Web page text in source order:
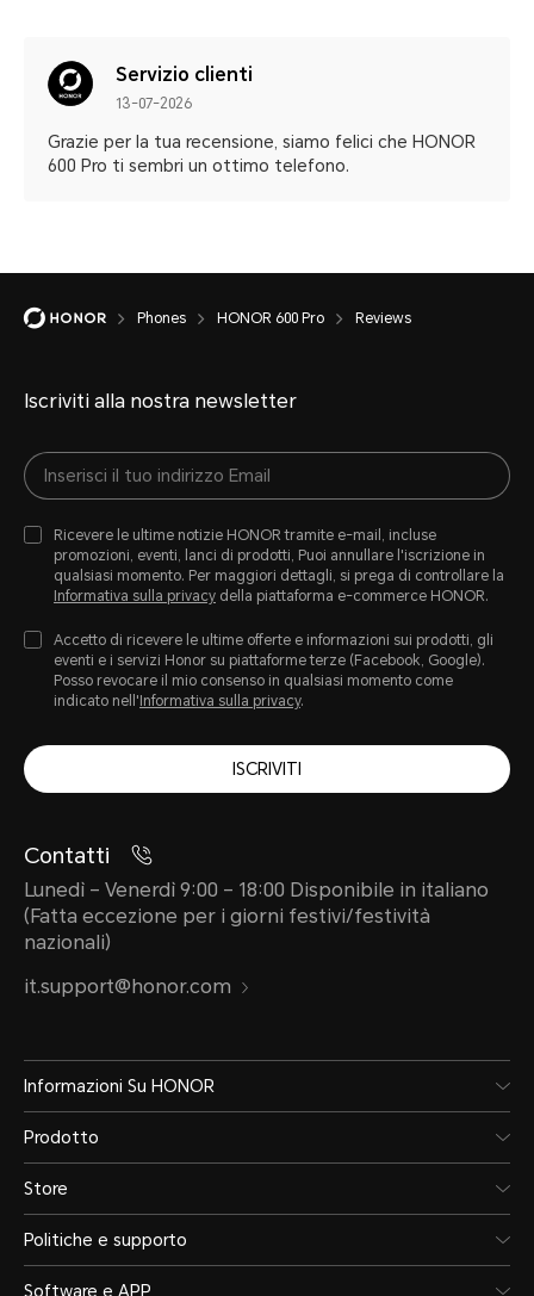
Servizio clienti
13-07-2026
Grazie per la tua recensione, siamo felici che HONOR
600 Pro ti sembri un ottimo telefono.
Phones HONOR 600 Pro Reviews
Iscriviti alla nostra newsletter
Ricevere le ultime notizie HONOR tramite e-mail, incluse
promozioni, eventi, lanci di prodotti, Puoi annullare l'iscrizione in
qualsiasi momento. Per maggiori dettagli, si prega di controllare la
Informativa sulla privacy della piattaforma e-commerce HONOR.
Accetto di ricevere le ultime offerte e informazioni sui prodotti, gli
eventi e i servizi Honor su piattaforme terze (Facebook, Google).
Posso revocare il mio consenso in qualsiasi momento come
indicato nell' Informativa sulla privacy.
ISCRIVITI
Contatti
Lunedì – Venerdì 9:00 – 18:00 Disponibile in italiano
(Fatta eccezione per i giorni festivi/festività
nazionali)
it.support@honor.com
Informazioni Su HONOR
Prodotto
Store
Politiche e supporto
Software e APP